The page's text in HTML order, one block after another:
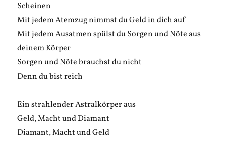
Scheinen
Mit jedem Atemzug nimmst du Geld in dich auf
Mit jedem Ausatmen spülst du Sorgen und Nöte aus
deinem Körper
Sorgen und Nöte brauchst du nicht
Denn du bist reich
Ein strahlender Astralkörper aus
Geld, Macht und Diamant
Diamant, Macht und Geld